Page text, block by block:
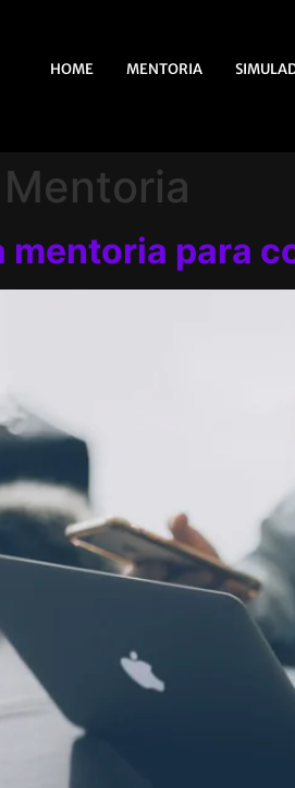
HOME MENTORIA
Mentoria
mentoria para